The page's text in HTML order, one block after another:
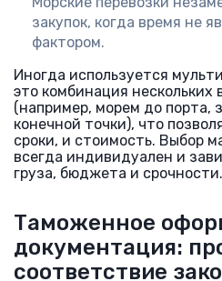
закупок, когда время не
фактором.
Иногда используется
это комбинация нескольких
(например, морем до
конечной точки), что
сроки, и стоимость. Выбор
всегда индивидуален и
груза, бюджета и срочности.
Таможенное
документация:
соответствие